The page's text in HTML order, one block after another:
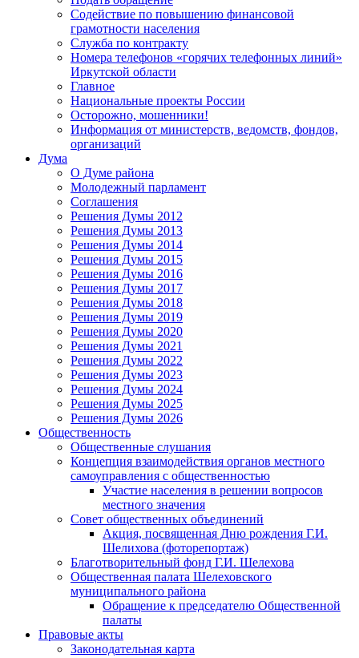
Содействие по повышению финансовой
грамотности населения
Служба по контракту
Номера телефонов «горячих телефонных линий»
Иркутской области
Главное
Национальные проекты России
Осторожно, мошенники!
Информация от министерств, ведомств, фондов,
организаций
Дума
О Думе района
Молодежный парламент
Соглашения
Решения Думы 2012
Решения Думы 2013
Решения Думы 2014
Решения Думы 2015
Решения Думы 2016
Решения Думы 2017
Решения Думы 2018
Решения Думы 2019
Решения Думы 2020
Решения Думы 2021
Решения Думы 2022
Решения Думы 2023
Решения Думы 2024
Решения Думы 2025
Решения Думы 2026
Общественность
Общественные слушания
Концепция взаимодействия органов местного
самоуправления с общественностью
Участие населения в решении вопросов
местного значения
Совет общественных объединений
Акция, посвященная Дню рождения Г.И.
Шелихова (фоторепортаж)
Благотворительный фонд Г.И. Шелехова
Общественная палата Шелеховского
муниципального района
Обращение к председателю Общественной
палаты
Правовые акты
Законодательная карта